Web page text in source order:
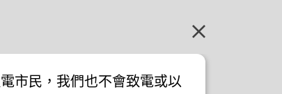
市民，我們也不會致電或以